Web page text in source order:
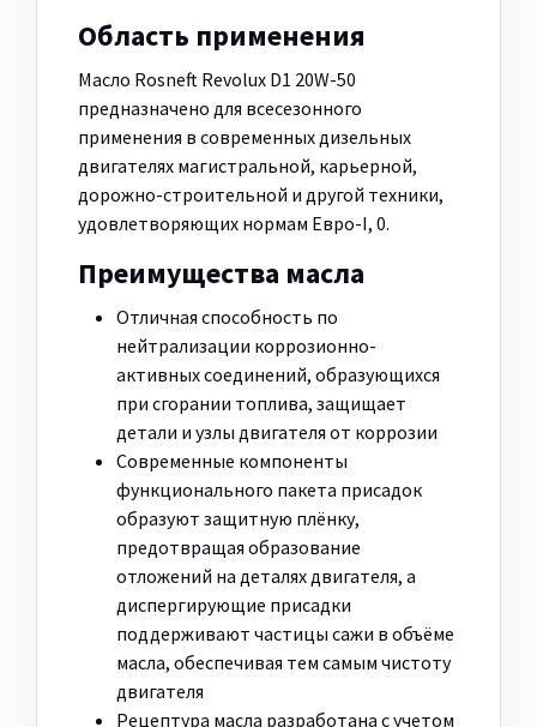
Область применения
Масло Rosneft Revolux D1 20W-50
предназначено для всесезонного
применения в современных дизельных
двигателях магистральной, карьерной,
дорожно-строительной и другой техники,
удовлетворяющих нормам Евро-I, 0.
Преимущества масла
Отличная способность по
нейтрализации коррозионно-
активных соединений, образующихся
при сгорании топлива, защищает
детали и узлы двигателя от коррозии
Современные компоненты
функционального пакета присадок
образуют защитную плёнку,
предотвращая образование
отложений на деталях двигателя, а
диспергирующие присадки
поддерживают частицы сажи в объёме
масла, обеспечивая тем самым чистоту
двигателя
Рецептура масла разработана с учетом